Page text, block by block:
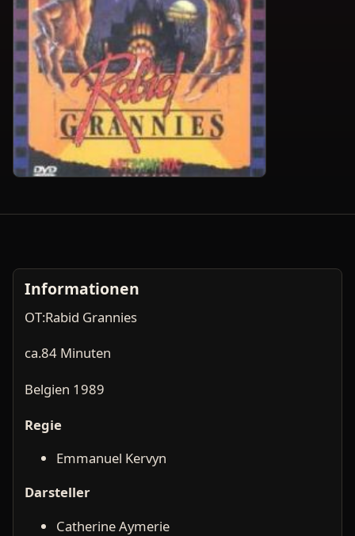
Informationen
OT:Rabid Grannies
ca.84 Minuten
Belgien 1989
Regie
Emmanuel Kervyn
Darsteller
Catherine Aymerie